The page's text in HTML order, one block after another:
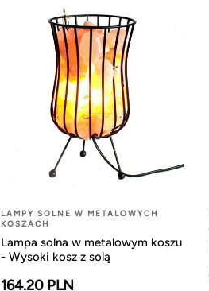
LAMPY SOLNE W METALOWYCH
KOSZACH
Lampa solna w metalowym koszu
- Wysoki kosz z solą
164.20 PLN